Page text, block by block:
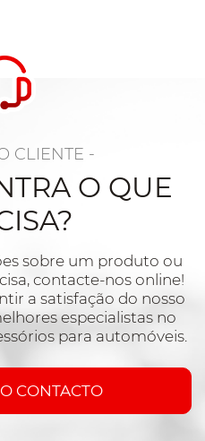
CLIENTE -
O QUE
sobre um produto ou
contacte-nos online!
a satisfação do nosso
especialistas no
para automóveis.
CONTACTO